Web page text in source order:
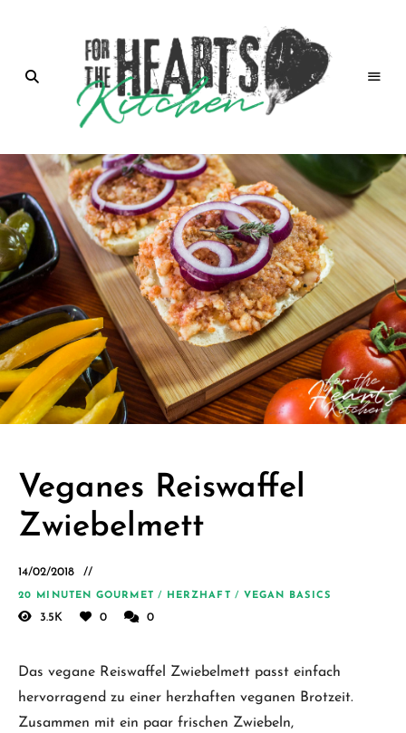
for the
Hearts
Kitchen |
die
Küche
mit Herz
von
Christian
Schäfer.
einfache
vegane
Rezepte
für jeden
Tag
Veganes Reiswaffel
Zwiebelmett
14/02/2018
20 MINUTEN GOURMET / HERZHAFT / VEGAN BASICS
3.5K 0 0
Das vegane Reiswaffel Zwiebelmett passt einfach
hervorragend zu einer herzhaften veganen Brotzeit.
Zusammen mit ein paar frischen Zwiebeln,